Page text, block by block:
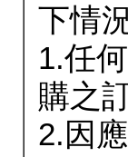
下情
1.任
購之
2.因